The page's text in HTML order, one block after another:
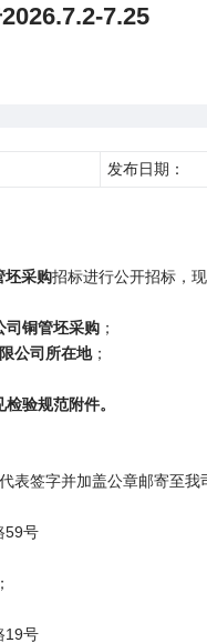
7.25
发布日期：
坯采购招标进行公开招标，
司铜管坯采购 ；
公司所在地；
验规范附件。
表签字并加盖公章邮寄至我
59号
19号